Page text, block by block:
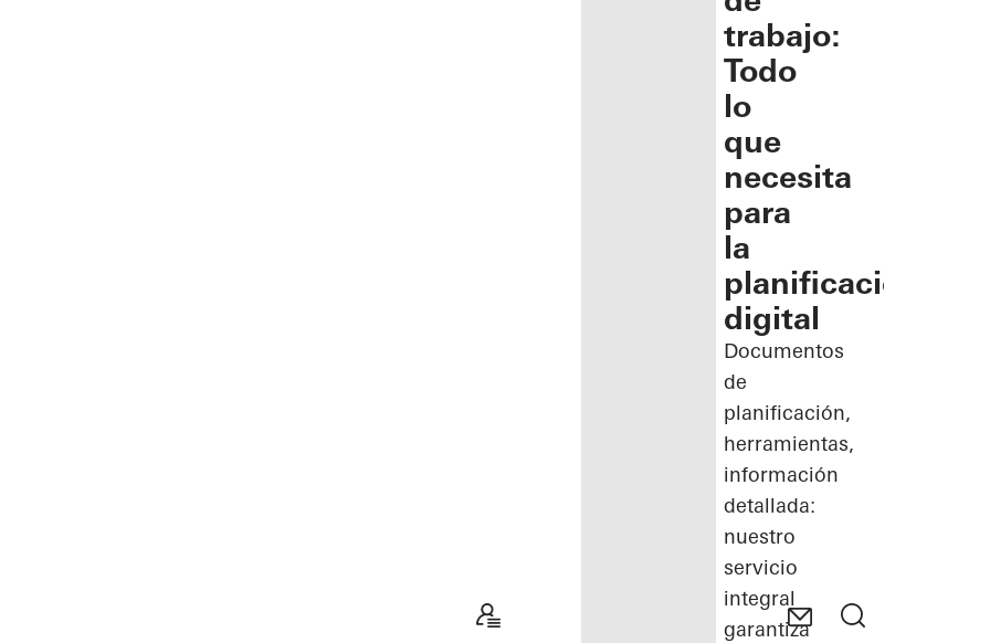
trabajo:
Todo
lo
que
necesita
para
la
planificación
digital
Documentos
de
planificación,
herramientas,
información
detallada:
nuestro
servicio
integral
garantiza